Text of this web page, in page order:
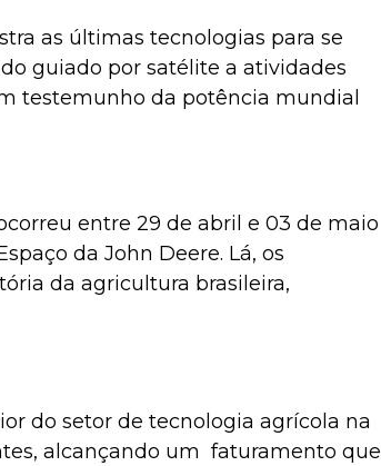
as últimas tecnologias para se
guiado por satélite a atividades
testemunho da potência mundial
entre 29 de abril e 03 de maio
da John Deere. Lá, os
da agricultura brasileira,
do setor de tecnologia agrícola na
alcançando um faturamento que